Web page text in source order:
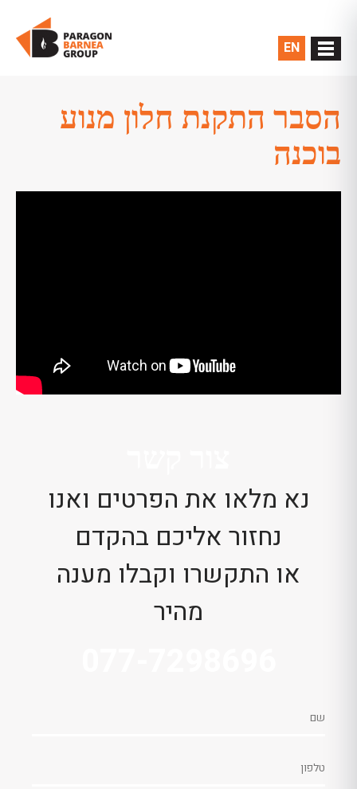
EN
הסבר התקנת חלון מנוע
בוכנה
נא מלאו את הפרטים ואנו
נחזור אליכם בהקדם
או התקשרו וקבלו מענה
מהיר